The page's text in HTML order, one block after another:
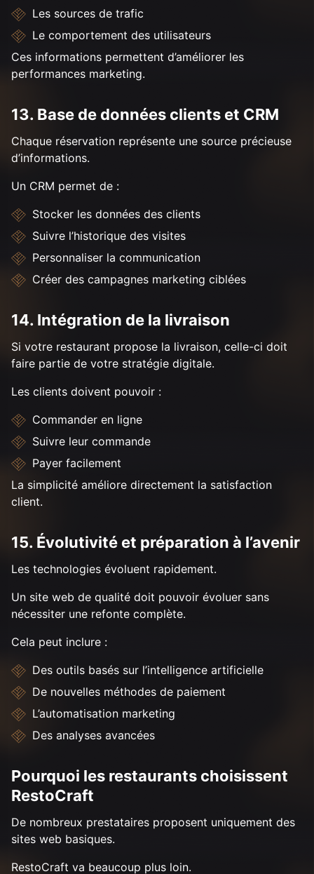
Les sources de trafic
Le comportement des utilisateurs
Ces informations permettent d’améliorer les
performances marketing.
13. Base de données clients et CRM
Chaque réservation représente une source précieuse
d’informations.
Un CRM permet de :
Stocker les données des clients
Suivre l’historique des visites
Personnaliser la communication
Créer des campagnes marketing ciblées
14. Intégration de la livraison
Si votre restaurant propose la livraison, celle-ci doit
faire partie de votre stratégie digitale.
Les clients doivent pouvoir :
Commander en ligne
Suivre leur commande
Payer facilement
La simplicité améliore directement la satisfaction
client.
15. Évolutivité et préparation à l’avenir
Les technologies évoluent rapidement.
Un site web de qualité doit pouvoir évoluer sans
nécessiter une refonte complète.
Cela peut inclure :
Des outils basés sur l’intelligence artificielle
De nouvelles méthodes de paiement
L’automatisation marketing
Des analyses avancées
Pourquoi les restaurants choisissent
RestoCraft
De nombreux prestataires proposent uniquement des
sites web basiques.
RestoCraft va beaucoup plus loin.